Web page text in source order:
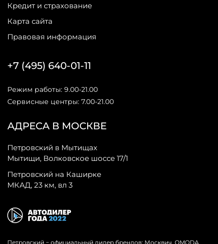
Кредит и страхование
Карта сайта
Правовая информация
АДРЕСА В МОСКВЕ
Петровский в Мытищах
Мытищи, Волковское шоссе 17/1
Петровский на Каширке
МКАД, 23 км, вл 3
+7 (495) 640-01-11
Режим работы: 9.00-21.00
Сервисные центры: 7.00-21.00
Петровский − официальный дилер брендов: Москвич, OMODA,